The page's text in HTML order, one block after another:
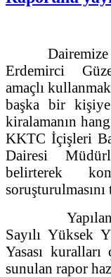
Dairemize
Erdemirci
amaçlı
başka bir
kiralamanın
KKTC İçişleri
Dairesi
belirterek
Yapılan
Sayılı Yüksek
Yasası
sunulan rapor